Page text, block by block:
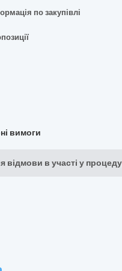
по закупівлі
вимоги
відмови в участі у